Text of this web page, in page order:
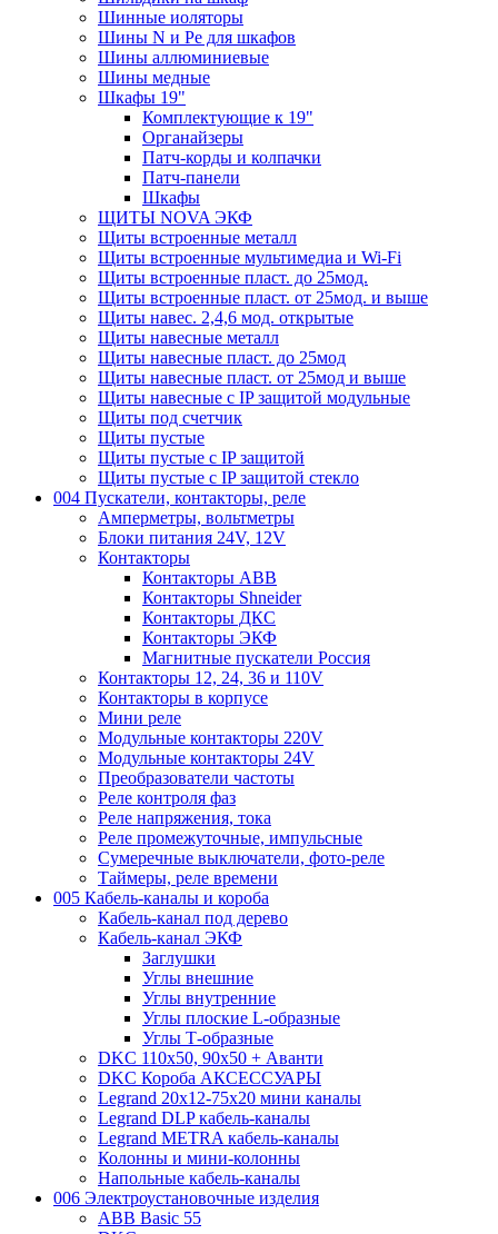
Шинные иоляторы
Шины N и Pe для шкафов
Шины аллюминиевые
Шины медные
Шкафы 19"
Комплектующие к 19"
Органайзеры
Патч-корды и колпачки
Патч-панели
Шкафы
ЩИТЫ NOVA ЭКФ
Щиты встроенные металл
Щиты встроенные мультимедиа и Wi-Fi
Щиты встроенные пласт. до 25мод.
Щиты встроенные пласт. от 25мод. и выше
Щиты навес. 2,4,6 мод. открытые
Щиты навесные металл
Щиты навесные пласт. до 25мод
Щиты навесные пласт. от 25мод и выше
Щиты навесные с IP защитой модульные
Щиты под счетчик
Щиты пустые
Щиты пустые с IP защитой
Щиты пустые с IP защитой стекло
004 Пускатели, контакторы, реле
Амперметры, вольтметры
Блоки питания 24V, 12V
Контакторы
Контакторы ABB
Контакторы Shneider
Контакторы ДКС
Контакторы ЭКФ
Магнитные пускатели Россия
Контакторы 12, 24, 36 и 110V
Контакторы в корпусе
Мини реле
Модульные контакторы 220V
Модульные контакторы 24V
Преобразователи частоты
Реле контроля фаз
Реле напряжения, тока
Реле промежуточные, импульсные
Сумеречные выключатели, фото-реле
Таймеры, реле времени
005 Кабель-каналы и короба
Кабель-канал под дерево
Кабель-канал ЭКФ
Заглушки
Углы внешние
Углы внутренние
Углы плоские L-образные
Углы Т-образные
DKC 110х50, 90х50 + Аванти
DKC Короба АКСЕССУАРЫ
Legrand 20х12-75х20 мини каналы
Legrand DLP кабель-каналы
Legrand METRA кабель-каналы
Колонны и мини-колонны
Напольные кабель-каналы
006 Электроустановочные изделия
ABB Basic 55